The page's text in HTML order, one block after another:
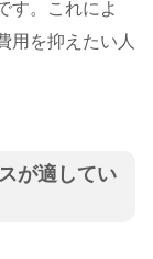
す。これによ
用を抑えたい人
が適してい